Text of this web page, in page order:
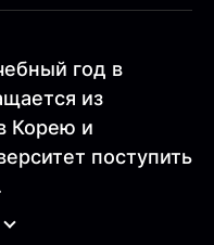
год в
из
Корею и
поступить